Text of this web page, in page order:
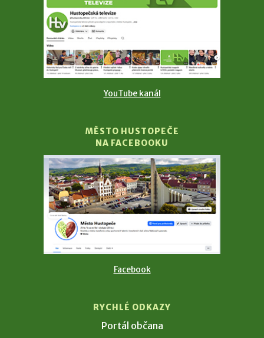
YouTube kanál
MĚSTO HUSTOPEČE
NA FACEBOOKU
Facebook
RYCHLÉ ODKAZY
Portál občana